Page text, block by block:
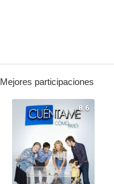
Mejores participaciones
8.6